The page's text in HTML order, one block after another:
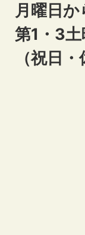
月曜日
第1・3
（祝日